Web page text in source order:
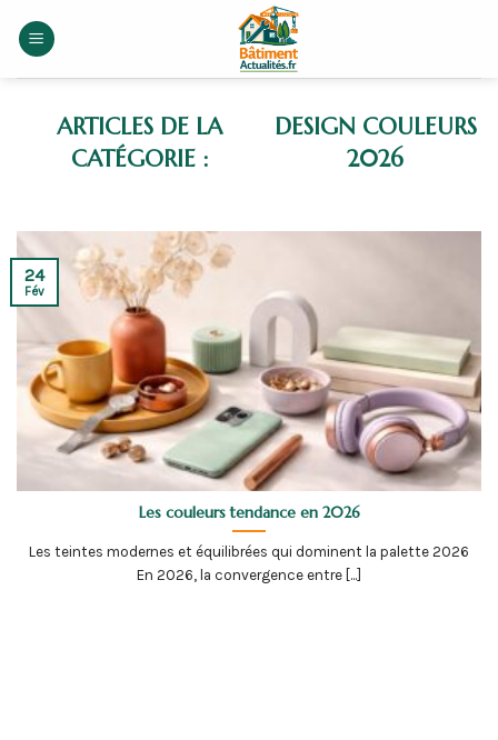
DESIGN COULEURS
2026
Les couleurs tendance en 2026
Les teintes modernes et équilibrées qui dominent la palette 2026
En 2026, la convergence entre [...]
24
Fév